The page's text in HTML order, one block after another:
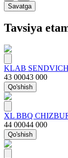
Savatga
Tavsiya
KLAB SENDVICH
43 00043 000
Qo'shish
XL BBQ
44 00044 000
Qo'shish